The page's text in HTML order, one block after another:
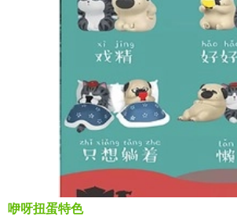
咿呀扭蛋特色